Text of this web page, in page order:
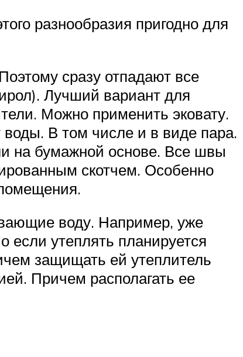
разнообразия пригодно для
сразу отпадают все
Лучший вариант для
Можно применить эковату.
воды. В том числе и в виде пара.
на бумажной основе. Все швы
скотчем. Особенно
воду. Например, уже
утеплять планируется
защищать ей утеплитель
Причем располагать ее